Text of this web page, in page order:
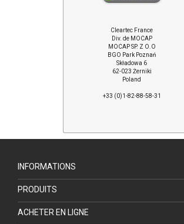
Cleartec France
Div. de MOCAP
MOCAP SP. Z O.O
BGO Park Poznań
Składowa 6
62-023 Żerniki
Poland
+33 (0)1-82-88-58-31
INFORMATIONS
PRODUITS
ACHETER EN LIGNE